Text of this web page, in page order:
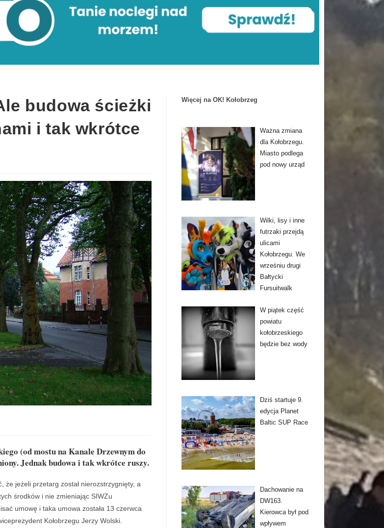
budowa ścieżki
i tak wkrótce
(od mostu na Kanale Drzewnym do
Jednak budowa i tak wkrótce ruszy.
jeżeli przetarg został nierozstrzygnięty, a
środków i nie zmieniając SIWZu
umowę i taka umowa została 13 czerwca
Kołobrzegu Jerzy Wolski.
Więcej na OK! Kołobrzeg
Ważna zmiana
dla Kołobrzegu.
Miasto podlega
pod nowy urząd
Wilki, lisy i inne
futrzaki przejdą
ulicami
Kołobrzegu. We
wrześniu drugi
Bałtycki
Fursuitwalk
W piątek część
powiatu
kołobrzeskiego
będzie bez wody
Dziś startuje 9.
edycja Planet
Baltic SUP Race
Dachowanie na
DW163.
Kierowca był pod
wpływem